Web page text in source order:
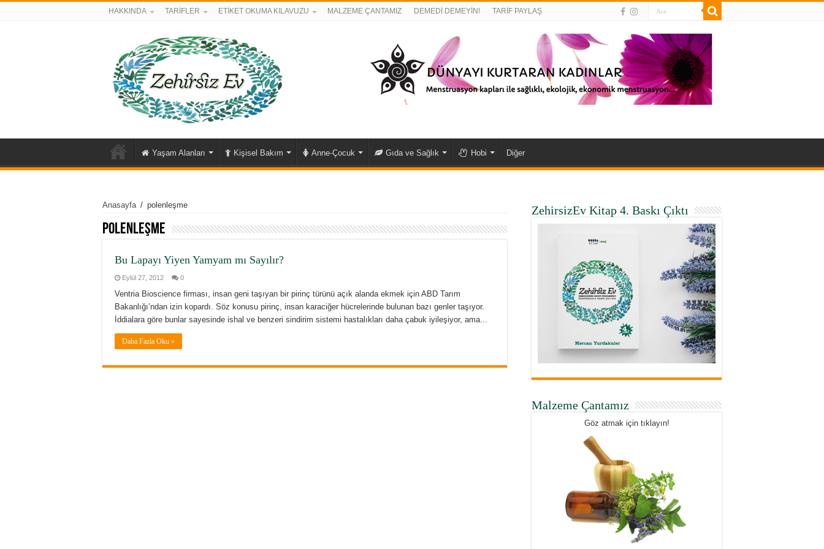
HAKKINDA TARİFLER ETİKET OKUMA KILAVUZU MALZEME ÇANTAMIZ DEMEDİ DEMEYİN! TARİF PAYLAŞ
Yaşam Alanları Kişisel Bakım Anne-Çocuk Gıda ve Sağlık Hobi Diğer
Anasayfa / polenleşme
polenleşme
Bu Lapayı Yiyen Yamyam mı Sayılır?
Eylül 27, 2012 0
Ventria Bioscience firması, insan geni taşıyan bir pirinç türünü açık alanda ekmek için ABD Tarım
Bakanlığı’ndan izin kopardı. Söz konusu pirinç, insan karaciğer hücrelerinde bulunan bazı genler taşıyor.
İddialara göre bunlar sayesinde ishal ve benzeri sindirim sistemi hastalıkları daha çabuk iyileşiyor, ama...
Daha Fazla Oku »
ZehirsizEv Kitap 4. Baskı Çıktı
Malzeme Çantamız
Göz atmak için tıklayın!